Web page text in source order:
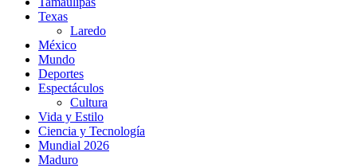
Texas
Laredo
México
Mundo
Deportes
Espectáculos
Cultura
Vida y Estilo
Ciencia y Tecnología
Mundial 2026
Maduro